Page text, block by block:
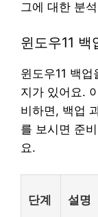
그에 대한 분
윈도우11 백
윈도우11 백
지가 있어요.
비하면, 백업
를 보시면 준
요.
단계 설명